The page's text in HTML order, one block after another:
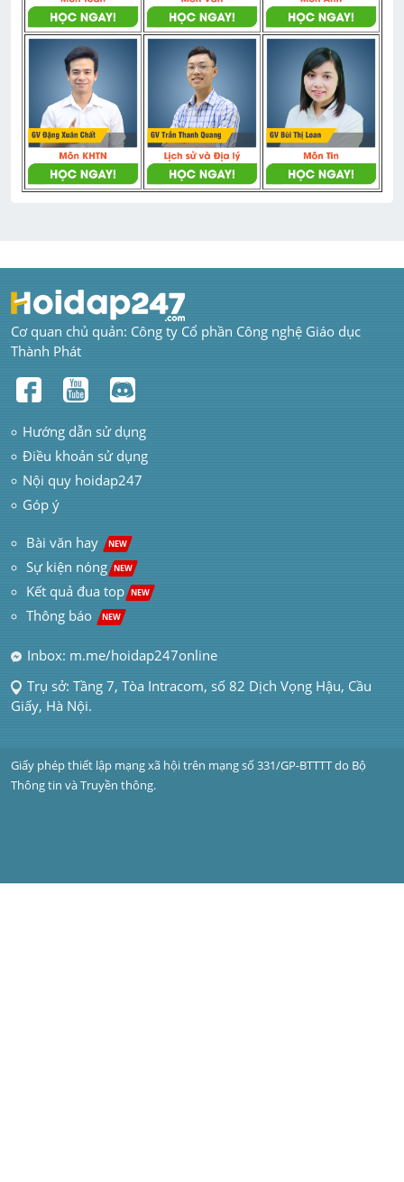
Cơ quan chủ quản: Công ty Cổ phần Công nghệ Giáo dục
Thành Phát
Hướng dẫn sử dụng
Điều khoản sử dụng
Nội quy hoidap247
Góp ý
Bài văn hay NEW
Sự kiện nóng NEW
Kết quả đua top NEW
Thông báo NEW
Inbox: m.me/hoidap247online
Trụ sở: Tầng 7, Tòa Intracom, số 82 Dịch Vọng Hậu, Cầu
Giấy, Hà Nội.
Giấy phép thiết lập mạng xã hội trên mạng số 331/GP-BTTTT do Bộ
Thông tin và Truyền thông.